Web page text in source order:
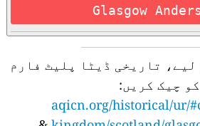
Glasgow
تاریخی ڈیٹا پلیٹ فارم
کو چیک کریں:
aqicn.org/historical/ur/